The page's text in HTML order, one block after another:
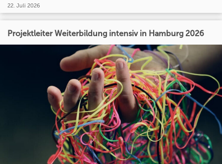
22. Juli 2026
Projektleiter Weiterbildung intensiv in Hamburg 2026